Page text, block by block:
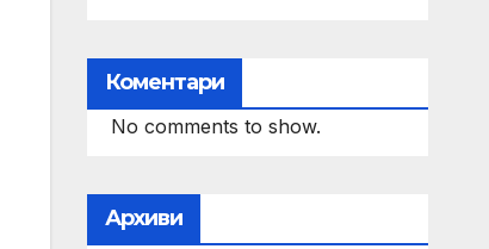
Коментари
No comments to show.
Архиви